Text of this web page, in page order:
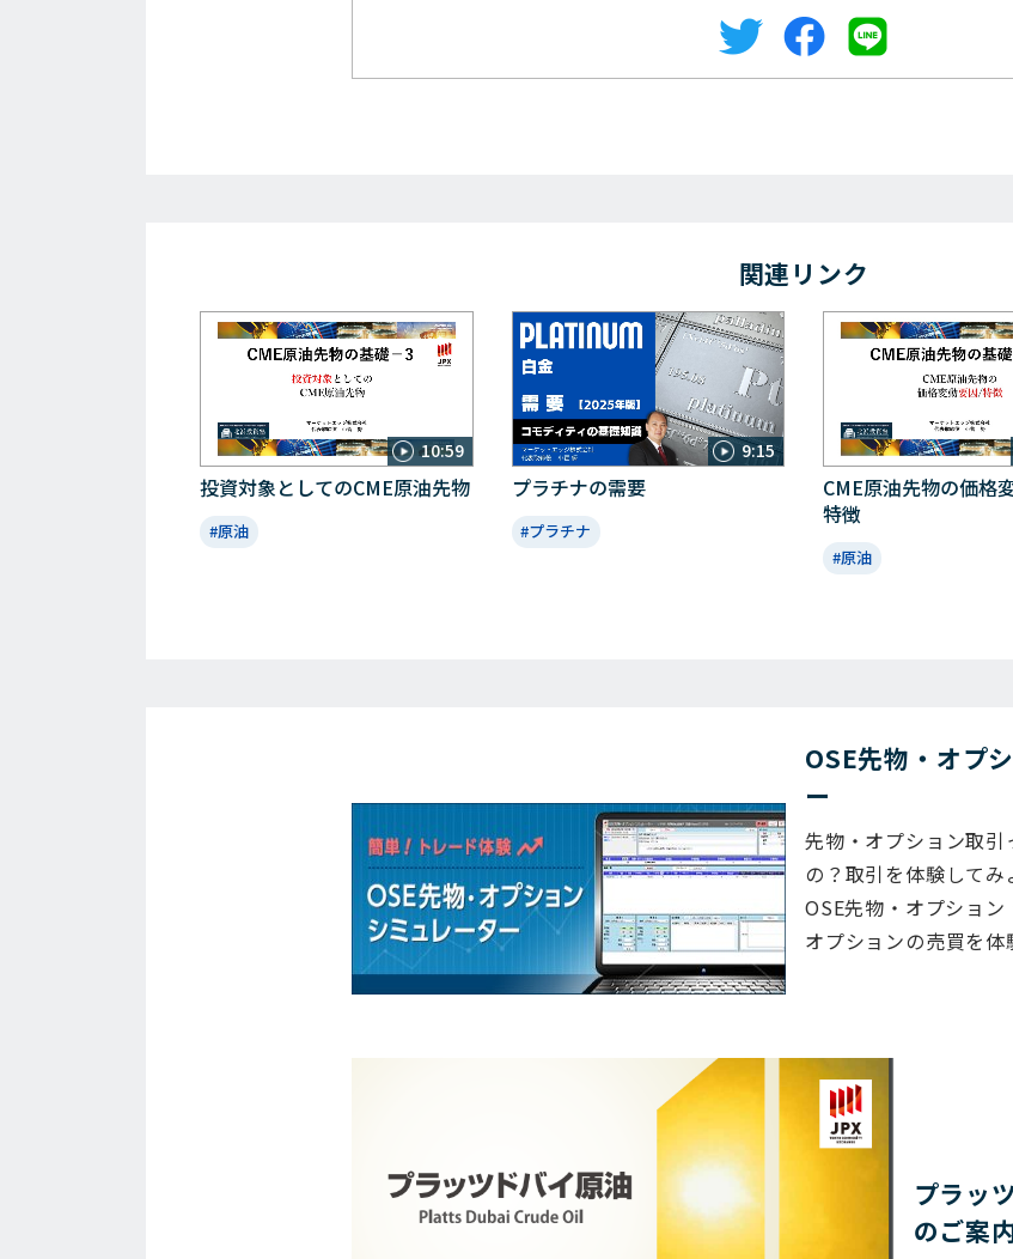
関連リンク
10:59
投資対象としてのCME原油先物
#原油
9:15
プラチナの需要
#プラチナ
CME原油先物の価格
特徴
#原油
OSE先物・オプ
ー
先物・オプション取引
の？取引を体験してみ
OSE先物・オプション
オプションの売買を体
プラッ
のご案